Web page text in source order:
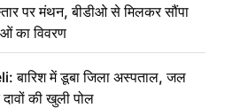
पर मंथन, बीडीओ से मिलकर सौंपा
का विवरण
बारिश में डूबा जिला अस्पताल, जल
की खुली पोल